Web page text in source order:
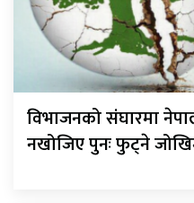
विभाजनको संघारमा
नखोजिए पुनः फुट्ने